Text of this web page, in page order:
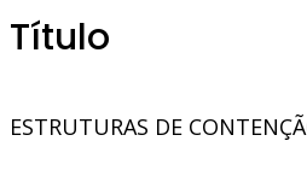
Título
ESTRUTURAS DE